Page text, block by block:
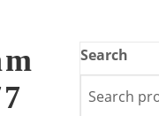
Search